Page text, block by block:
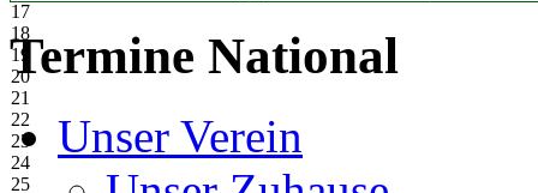
17
18
19
20
21
22
23
24
25
Termine National
Unser Verein